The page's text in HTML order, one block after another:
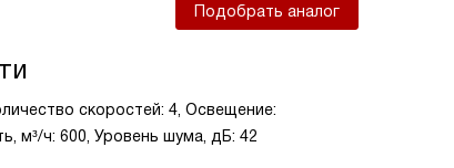
Подобрать аналог
скоростей: 4, Освещение:
м³/ч: 600, Уровень шума, дБ: 42